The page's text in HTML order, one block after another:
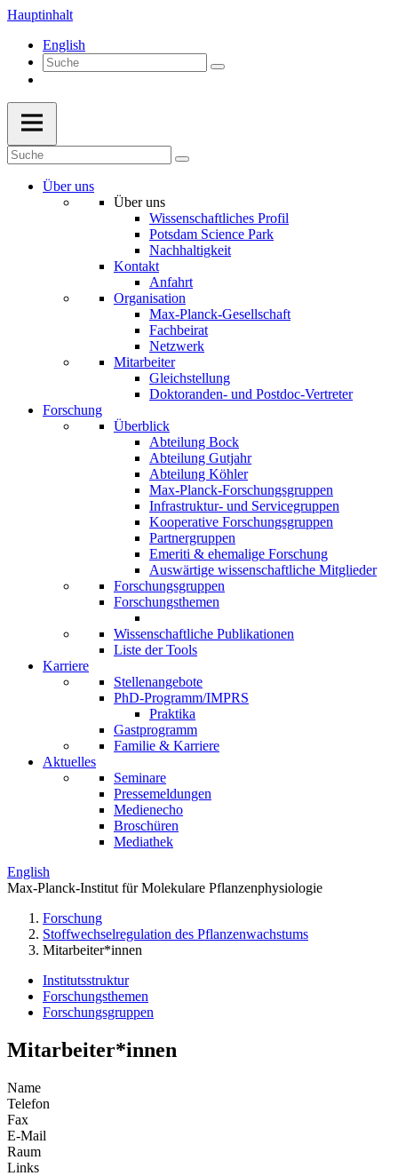
Hauptinhalt
English
Über uns
Über uns
Wissenschaftliches Profil
Potsdam Science Park
Nachhaltigkeit
Kontakt
Anfahrt
Organisation
Max-Planck-Gesellschaft
Fachbeirat
Netzwerk
Mitarbeiter
Gleichstellung
Doktoranden- und Postdoc-Vertreter
Forschung
Überblick
Abteilung Bock
Abteilung Gutjahr
Abteilung Köhler
Max-Planck-Forschungsgruppen
Infrastruktur- und Servicegruppen
Kooperative Forschungsgruppen
Partnergruppen
Emeriti & ehemalige Forschung
Auswärtige wissenschaftliche Mitglieder
Forschungsgruppen
Forschungsthemen
Wissenschaftliche Publikationen
Liste der Tools
Karriere
Stellenangebote
PhD-Programm/IMPRS
Praktika
Gastprogramm
Familie & Karriere
Aktuelles
Seminare
Pressemeldungen
Medienecho
Broschüren
Mediathek
English
Max-Planck-Institut für Molekulare Pflanzenphysiologie
Forschung
Stoffwechselregulation des Pflanzenwachstums
Mitarbeiter*innen
Institutsstruktur
Forschungsthemen
Forschungsgruppen
Mitarbeiter*innen
Name
Telefon
Fax
E-Mail
Raum
Links